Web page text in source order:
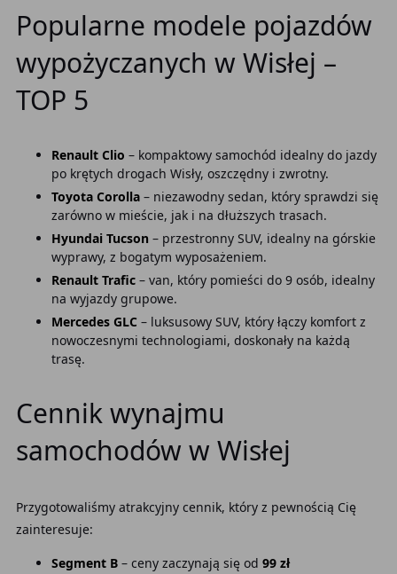
Popularne modele pojazdów
wypożyczanych w Wisłej –
TOP 5
Renault Clio – kompaktowy samochód idealny do jazdy
po krętych drogach Wisły, oszczędny i zwrotny.
Toyota Corolla– niezawodny sedan, który sprawdzi się
zarówno w mieście, jak i na dłuższych trasach.
Hyundai Tucson – przestronny SUV, idealny na górskie
wyprawy, z bogatym wyposażeniem.
Renault Trafic– van, który pomieści do 9 osób, idealny
na wyjazdy grupowe.
Mercedes GLC – luksusowy SUV, który łączy komfort z
nowoczesnymi technologiami, doskonały na każdą
trasę.
Cennik wynajmu
samochodów w Wisłej
Przygotowaliśmy atrakcyjny cennik, który z pewnością Cię
zainteresuje:
Segment B– ceny zaczynają się od 99 zł